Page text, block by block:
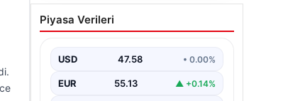
Rafet Dalkıran kimdir?
Yeni Hava Kuvvetleri
hayatı
Piyasa Verileri
USD 47.58 • 0.00%
EUR 55.13 ▲ +0.14%